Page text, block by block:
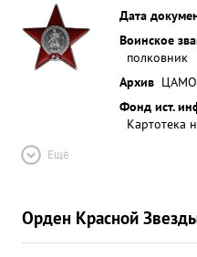
Дата
Воинское
полковник
Архив ЦАМО
Фонд ист.
Картотека
Ещё
Орден Красной